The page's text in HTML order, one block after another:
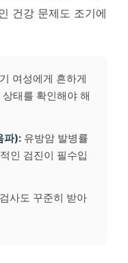
건강 문제도 조기에
여성에게 흔하게
태를 확인해야 해
파): 유방암 발병률
인 검진이 필수입
사도 꾸준히 받아